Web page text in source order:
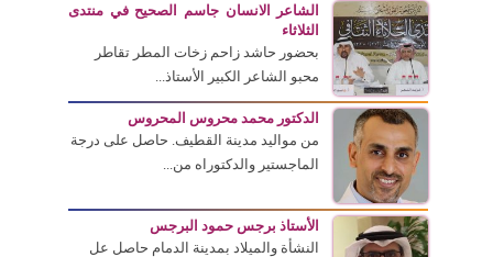
الشاعر الانسان جاسم الصحيح في منتدى
الثلاثاء
بحضور حاشد زاحم زخات المطر تقاطر
محبو الشاعر الكبير الأستاذ...
الدكتور محمد محروس المحروس
من مواليد مدينة القطيف. حاصل على درجة
الماجستير والدكتوراه من...
الأستاذ برجس حمود البرجس
النشأة والميلاد بمدينة الدمام حاصل عل